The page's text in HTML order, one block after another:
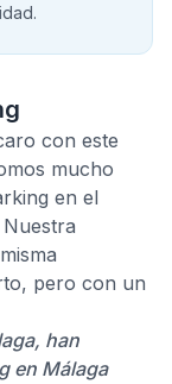
con este
mucho
en el
pero con un
han
en Málaga